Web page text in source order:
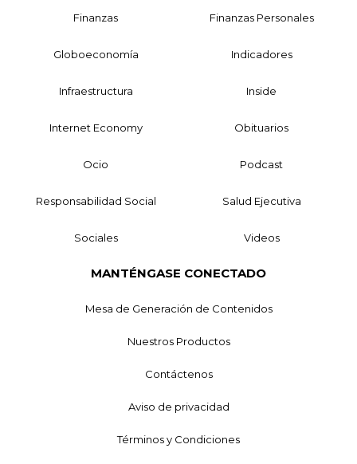
Finanzas Finanzas Personales
Globoeconomía Indicadores
Infraestructura Inside
Internet Economy Obituarios
Ocio Podcast
Responsabilidad Social Salud Ejecutiva
Sociales Videos
MANTÉNGASE CONECTADO
Mesa de Generación de Contenidos
Nuestros Productos
Contáctenos
Aviso de privacidad
Términos y Condiciones